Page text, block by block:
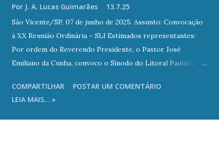
Por J. A. Lucas Guimarães 13.7.25
São Vicente/SP, 07 de junho de 2025. Assunto: Convocação
à XX Reunião Ordinária – SLI Estimados representantes:
Por ordem do Reverendo Presidente, o Pastor José
Emiliano da Cunha, convoco o Sínodo do Litoral Paulista
de 2025 (sábado) na Igreja Presbiteriana de Ocian , sito à
Rua Goncalves Dias, 452 – Bairro Ocian – Praia Grande/SP,
onde serão, também, recepcionados a partir das 8h00 com
COMPARTILHAR
POSTAR UM COMENTÁRIO
LEIA MAIS... »